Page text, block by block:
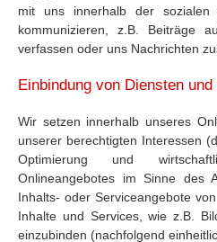
mit uns innerhalb der sozialen
kommunizieren, z.B. Beiträge
verfassen oder uns Nachrichten
Einbindung von Diensten
Wir setzen innerhalb unseres
unserer berechtigten Interessen
Optimierung und
Onlineangebotes im Sinne
Inhalts- oder Serviceangebote
Inhalte und Services, wie z.B.
einzubinden (nachfolgend